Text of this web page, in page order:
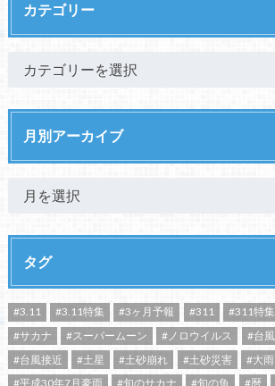
カテゴリー
月別アーカイブ
タグ
#3.11 #3.11特集 #3ヶ月予報 #311 #311特集
#サカナ
#スーパームーン #ノロウイルス #台風
#台風接近
#土星 #土砂崩れ #土砂災害 #大雨
#平成30年7月豪雨
#旬のサカナ #旬の魚 #暦